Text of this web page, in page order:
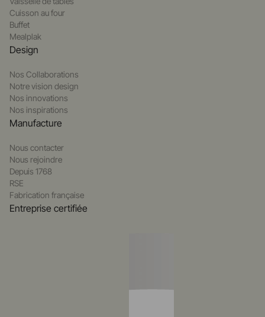
Cuisson au four
Buffet
Mealplak
Design
Nos Collaborations
Notre vision design
Nos innovations
Nos inspirations
Manufacture
Nous contacter
Nous rejoindre
Depuis 1768
RSE
Fabrication française
Entreprise certifiée